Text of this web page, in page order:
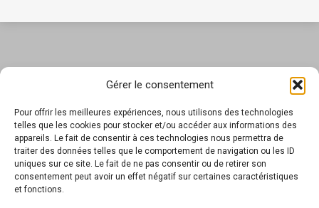
Gérer le consentement
Pour offrir les meilleures expériences, nous utilisons des technologies
telles que les cookies pour stocker et/ou accéder aux informations des
appareils. Le fait de consentir à ces technologies nous permettra de
traiter des données telles que le comportement de navigation ou les ID
uniques sur ce site. Le fait de ne pas consentir ou de retirer son
consentement peut avoir un effet négatif sur certaines caractéristiques
et fonctions.